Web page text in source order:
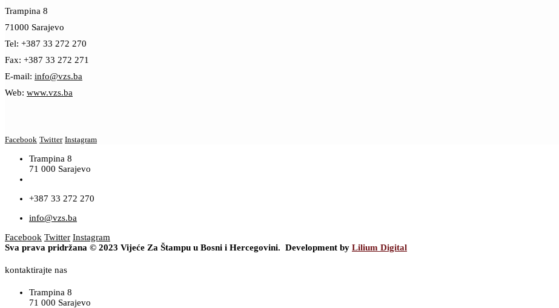
Trampina 8
71000 Sarajevo
Tel: +387 33 272 270
Fax: +387 33 272 271
E-mail: info@vzs.ba
Web: www.vzs.ba
Facebook Twitter Instagram
Trampina 8
71 000 Sarajevo
+387 33 272 270
info@vzs.ba
Facebook Twitter Instagram
Sva prava pridržana © 2023 Vijeće Za Štampu u Bosni i Hercegovini. Development by Lilium Digital
kontaktirajte nas
Trampina 8
71 000 Sarajevo